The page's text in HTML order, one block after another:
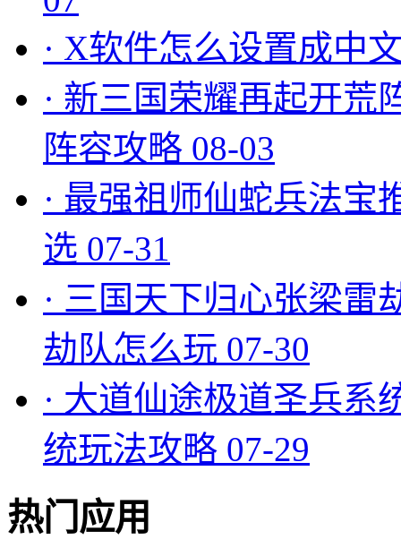
· X软件怎么设置成中
· 新三国荣耀再起开荒
阵容攻略 08-03
· 最强祖师仙蛇兵法宝
选 07-31
· 三国天下归心张梁雷
劫队怎么玩 07-30
· 大道仙途极道圣兵系
统玩法攻略 07-29
热门应用